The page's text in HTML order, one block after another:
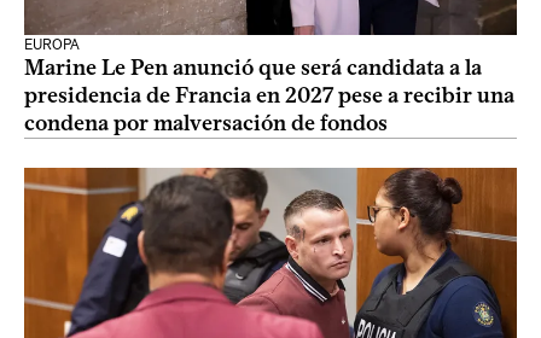
EUROPA
Marine Le Pen anunció que será candidata a la
presidencia de Francia en 2027 pese a recibir una
condena por malversación de fondos